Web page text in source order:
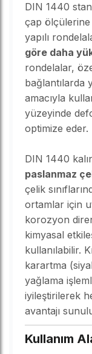
DIN 1440
çap ölçülerine
yapılı
göre daha
rondelalar,
bağlantılarda
amacıyla
yüzeyinde
optimize eder.
DIN 1440
paslanmaz
çelik
ortamlar için
korozyon
kimyasal
kullanılabilir.
karartma
yağlama
iyileştirilerek
avantajı
Kullanım